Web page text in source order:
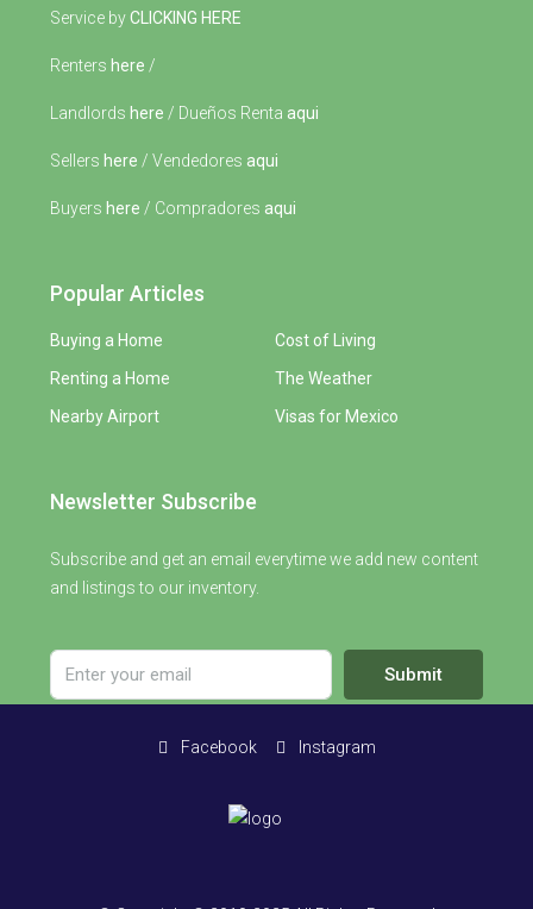
Service byCLICKING HERE
Renters here /
Landlords here / Dueños Renta aqui
Sellers here / Vendedores aqui
Buyers here / Compradores aqui
Popular Articles
Buying a Home
Renting a Home
Nearby Airport
Cost of Living
The Weather
Visas for Mexico
Newsletter Subscribe
Subscribe and get an email everytime we add new content
and listings to our inventory.
Submit
Facebook Instagram